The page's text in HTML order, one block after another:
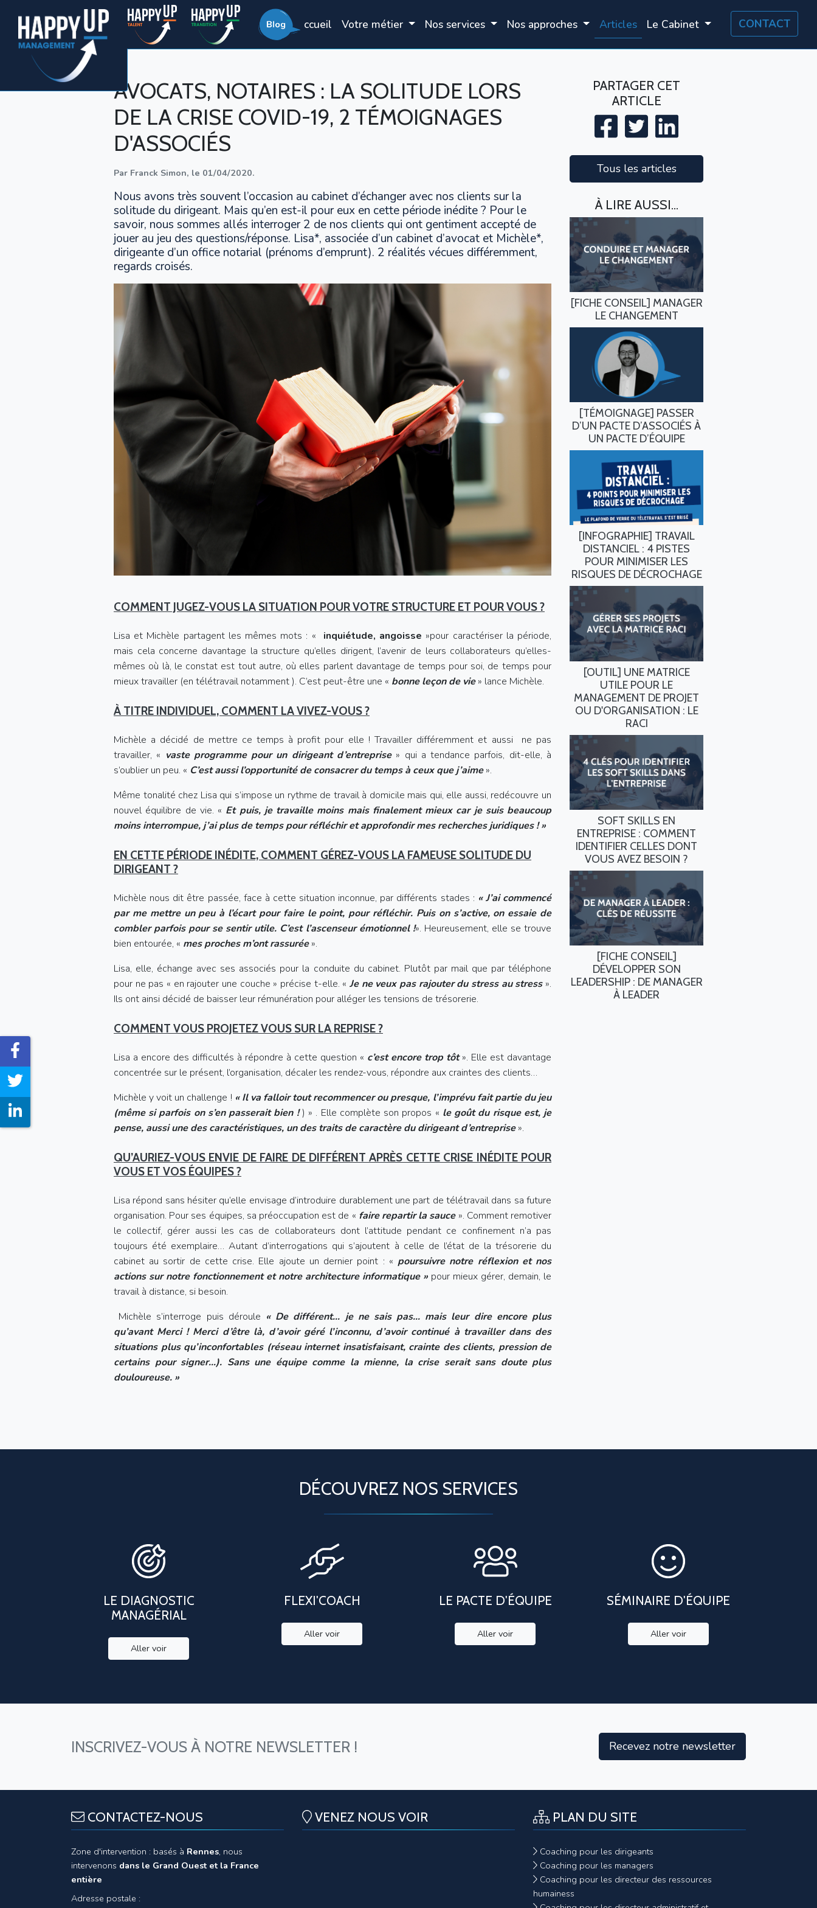
Accueil Votre métier Nos services Nos approches Articles Le Cabinet CONTACT
AVOCATS, NOTAIRES : LA SOLITUDE LORS
DE LA CRISE COVID-19, 2 TÉMOIGNAGES
D'ASSOCIÉS
Par Franck Simon, le 01/04/2020.
Nous avons très souvent l’occasion au cabinet d’échanger avec nos clients sur la
solitude du dirigeant. Mais qu’en est-il pour eux en cette période inédite ? Pour le
savoir, nous sommes allés interroger 2 de nos clients qui ont gentiment accepté de
jouer au jeu des questions/réponse. Lisa*, associée d’un cabinet d’avocat et Michèle*,
dirigeante d’un office notarial (prénoms d’emprunt). 2 réalités vécues différemment,
regards croisés.
COMMENT JUGEZ-VOUS LA SITUATION POUR VOTRE STRUCTURE ET POUR VOUS ?
Lisa et Michèle partagent les mêmes mots : « inquiétude, angoisse »pour caractériser la période,
mais cela concerne davantage la structure qu’elles dirigent, l’avenir de leurs collaborateurs qu’elles-
mêmes où là, le constat est tout autre, où elles parlent davantage de temps pour soi, de temps pour
mieux travailler (en télétravail notamment ). C’est peut-être une « bonne leçon de vie» lance Michèle.
À TITRE INDIVIDUEL, COMMENT LA VIVEZ-VOUS ?
Michèle a décidé de mettre ce temps à profit pour elle ! Travailler différemment et aussi ne pas
travailler, « vaste programme pour un dirigeant d’entreprise » qui a tendance parfois, dit-elle, à
s’oublier un peu. « C’est aussi l’opportunité de consacrer du temps à ceux que j’aime».
Même tonalité chez Lisa qui s’impose un rythme de travail à domicile mais qui, elle aussi, redécouvre un
nouvel équilibre de vie. « Et puis, je travaille moins mais finalement mieux car je suis beaucoup
moins interrompue, j’ai plus de temps pour réfléchir et approfondir mes recherches juridiques ! »
EN CETTE PÉRIODE INÉDITE, COMMENT GÉREZ-VOUS LA FAMEUSE SOLITUDE DU
DIRIGEANT ?
Michèle nous dit être passée, face à cette situation inconnue, par différents stades : « J’ai commencé
par me mettre un peu à l’écart pour faire le point, pour réfléchir. Puis on s’active, on essaie de
combler parfois pour se sentir utile. C’est l’ascenseur émotionnel !». Heureusement, elle se trouve
bien entourée, « mes proches m’ont rassurée».
Lisa, elle, échange avec ses associés pour la conduite du cabinet. Plutôt par mail que par téléphone
pour ne pas « en rajouter une couche » précise t-elle. « Je ne veux pas rajouter du stress au stress ».
Ils ont ainsi décidé de baisser leur rémunération pour alléger les tensions de trésorerie.
COMMENT VOUS PROJETEZ VOUS SUR LA REPRISE ?
Lisa a encore des difficultés à répondre à cette question « c’est encore trop tôt». Elle est davantage
concentrée sur le présent, l’organisation, décaler les rendez-vous, répondre aux craintes des clients…
Michèle y voit un challenge ! « Il va falloir tout recommencer ou presque, l’imprévu fait partie du jeu
(même si parfois on s’en passerait bien !) » . Elle complète son propos « le goût du risque est, je
pense, aussi une des caractéristiques, un des traits de caractère du dirigeant d’entreprise».
QU’AURIEZ-VOUS ENVIE DE FAIRE DE DIFFÉRENT APRÈS CETTE CRISE INÉDITE POUR
VOUS ET VOS ÉQUIPES ?
Lisa répond sans hésiter qu’elle envisage d’introduire durablement une part de télétravail dans sa future
organisation. Pour ses équipes, sa préoccupation est de « faire repartir la sauce». Comment remotiver
le collectif, gérer aussi les cas de collaborateurs dont l’attitude pendant ce confinement n’a pas
toujours été exemplaire… Autant d’interrogations qui s’ajoutent à celle de l’état de la trésorerie du
cabinet au sortir de cette crise. Elle ajoute un dernier point : « poursuivre notre réflexion et nos
actions sur notre fonctionnement et notre architecture informatique » pour mieux gérer, demain, le
travail à distance, si besoin.
Michèle s’interroge puis déroule « De différent… je ne sais pas… mais leur dire encore plus
qu’avant Merci ! Merci d’être là, d’avoir géré l’inconnu, d’avoir continué à travailler dans des
situations plus qu’inconfortables (réseau internet insatisfaisant, crainte des clients, pression de
certains pour signer…). Sans une équipe comme la mienne, la crise serait sans doute plus
douloureuse. »
PARTAGER CET
ARTICLE
Tous les articles
À LIRE AUSSI...
[FICHE CONSEIL] MANAGER
LE CHANGEMENT
[TÉMOIGNAGE] PASSER
D’UN PACTE D’ASSOCIÉS À
UN PACTE D’ÉQUIPE
[INFOGRAPHIE] TRAVAIL
DISTANCIEL : 4 PISTES
POUR MINIMISER LES
RISQUES DE DÉCROCHAGE
[OUTIL] UNE MATRICE
UTILE POUR LE
MANAGEMENT DE PROJET
OU D'ORGANISATION : LE
RACI
SOFT SKILLS EN
ENTREPRISE : COMMENT
IDENTIFIER CELLES DONT
VOUS AVEZ BESOIN ?
[FICHE CONSEIL]
DÉVELOPPER SON
LEADERSHIP : DE MANAGER
À LEADER
DÉCOUVREZ NOS SERVICES
LE DIAGNOSTIC
MANAGÉRIAL
Aller voir
FLEXI'COACH
Aller voir
LE PACTE D'ÉQUIPE
Aller voir
SÉMINAIRE D'ÉQUIPE
Aller voir
INSCRIVEZ-VOUS À NOTRE NEWSLETTER ! Recevez notre newsletter
CONTACTEZ-NOUS
Zone d'intervention : basés à Rennes, nous
intervenons dans le Grand Ouest et la France
entière
Adresse postale :
VENEZ NOUS VOIR PLAN DU SITE
Coaching pour les dirigeants
Coaching pour les managers
Coaching pour les directeur des ressources
humainess